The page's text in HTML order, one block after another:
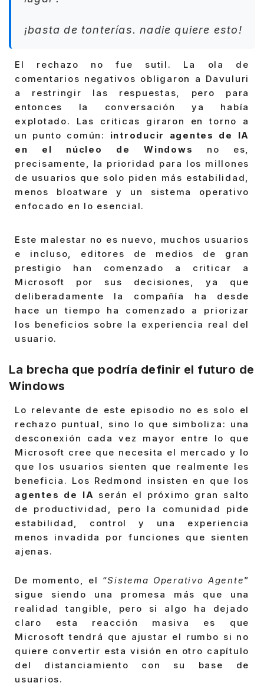
¡basta de tonterías. nadie quiere esto!
El rechazo no fue sutil. La ola de
comentarios negativos obligaron a Davuluri
a restringir las respuestas, pero para
entonces la conversación ya había
explotado. Las criticas giraron en torno a
un punto común: introducir agentes de IA
en el núcleo de Windows
no es,
precisamente, la prioridad para los millones
de usuarios que solo piden más estabilidad,
menos bloatware y un sistema operativo
enfocado en lo esencial.
Este malestar no es nuevo, muchos usuarios
e incluso, editores de medios de gran
prestigio han comenzado a criticar a
Microsoft por sus decisiones, ya que
deliberadamente la compañía ha desde
hace un tiempo ha comenzado a priorizar
los beneficios sobre la experiencia real del
usuario.
La brecha que podría definir el futuro de
Windows
Lo relevante de este episodio no es solo el
rechazo puntual, sino lo que simboliza: una
desconexión cada vez mayor entre lo que
Microsoft cree que necesita el mercado y lo
que los usuarios sienten que realmente les
beneficia. Los Redmond insisten en que los
agentes de IA serán el próximo gran salto
de productividad, pero la comunidad pide
estabilidad, control y una experiencia
menos invadida por funciones que sienten
ajenas.
De momento, el “Sistema Operativo Agente”
sigue siendo una promesa más que una
realidad tangible, pero si algo ha dejado
claro esta reacción masiva es que
Microsoft tendrá que ajustar el rumbo si no
quiere convertir esta visión en otro capítulo
del distanciamiento con su base de
usuarios.